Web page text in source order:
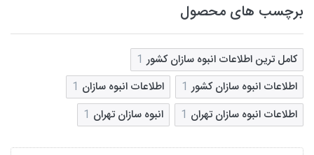
برچسب های محصول
کامل ترین اطلاعات انبوه سازان کشور 1
اطلاعات انبوه سازان کشور 1 اطلاعات انبوه سازان 1
اطلاعات انبوه سازان تهران 1 انبوه سازان تهران 1